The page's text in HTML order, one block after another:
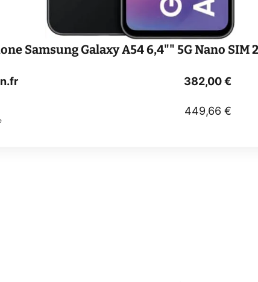
Samsung Galaxy A54 6,4"" 5G Nano SIM
382,00 €
449,66 €